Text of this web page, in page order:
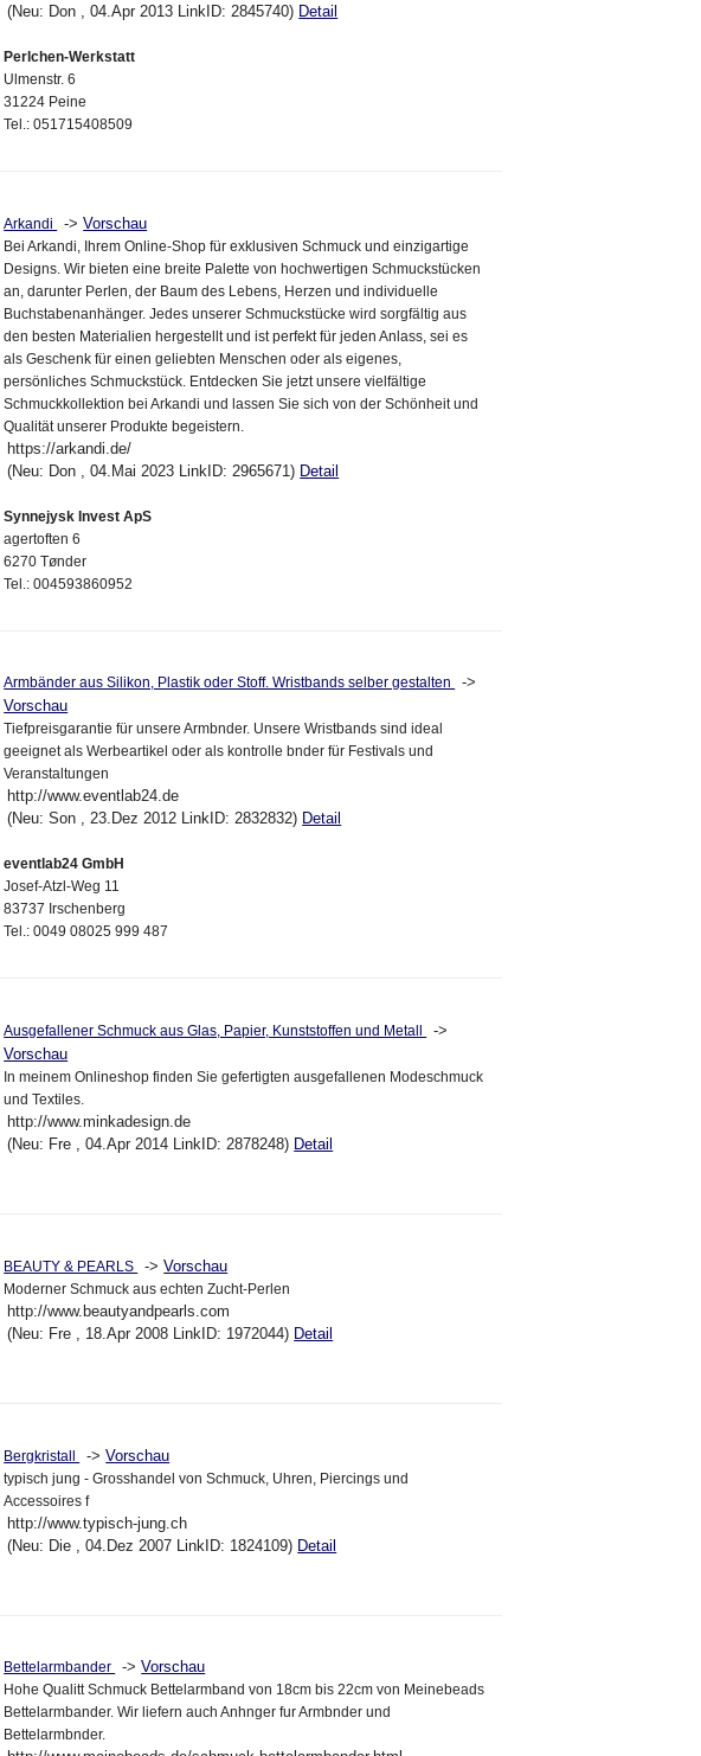
(Neu: Don , 04.Apr 2013 LinkID: 2845740) Detail
Perlchen-Werkstatt
Ulmenstr. 6
31224 Peine
Tel.: 051715408509
Arkandi ->Vorschau
Bei Arkandi, Ihrem Online-Shop für exklusiven Schmuck und einzigartige
Designs. Wir bieten eine breite Palette von hochwertigen Schmuckstücken
an, darunter Perlen, der Baum des Lebens, Herzen und individuelle
Buchstabenanhänger. Jedes unserer Schmuckstücke wird sorgfältig aus
den besten Materialien hergestellt und ist perfekt für jeden Anlass, sei es
als Geschenk für einen geliebten Menschen oder als eigenes,
persönliches Schmuckstück. Entdecken Sie jetzt unsere vielfältige
Schmuckkollektion bei Arkandi und lassen Sie sich von der Schönheit und
Qualität unserer Produkte begeistern.
https://arkandi.de/
(Neu: Don , 04.Mai 2023 LinkID: 2965671) Detail
Synnejysk Invest ApS
agertoften 6
6270 Tønder
Tel.: 004593860952
Armbänder aus Silikon, Plastik oder Stoff. Wristbands selber gestalten
->
Vorschau
Tiefpreisgarantie für unsere Armbnder. Unsere Wristbands sind ideal
geeignet als Werbeartikel oder als kontrolle bnder für Festivals und
Veranstaltungen
http://www.eventlab24.de
(Neu: Son , 23.Dez 2012 LinkID: 2832832) Detail
eventlab24 GmbH
Josef-Atzl-Weg 11
83737 Irschenberg
Tel.: 0049 08025 999 487
Ausgefallener Schmuck aus Glas, Papier, Kunststoffen und Metall
->
Vorschau
In meinem Onlineshop finden Sie gefertigten ausgefallenen Modeschmuck
und Textiles.
http://www.minkadesign.de
(Neu: Fre , 04.Apr 2014 LinkID: 2878248) Detail
BEAUTY & PEARLS ->Vorschau
Moderner Schmuck aus echten Zucht-Perlen
http://www.beautyandpearls.com
(Neu: Fre , 18.Apr 2008 LinkID: 1972044) Detail
Bergkristall ->Vorschau
typisch jung - Grosshandel von Schmuck, Uhren, Piercings und
Accessoires f
http://www.typisch-jung.ch
(Neu: Die , 04.Dez 2007 LinkID: 1824109) Detail
Bettelarmbander ->Vorschau
Hohe Qualitt Schmuck Bettelarmband von 18cm bis 22cm von Meinebeads
Bettelarmbander. Wir liefern auch Anhnger fur Armbnder und
Bettelarmbnder.